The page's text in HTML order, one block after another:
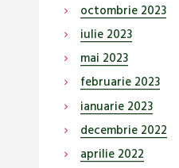
octombrie 2023
iulie 2023
mai 2023
februarie 2023
ianuarie 2023
decembrie 2022
aprilie 2022